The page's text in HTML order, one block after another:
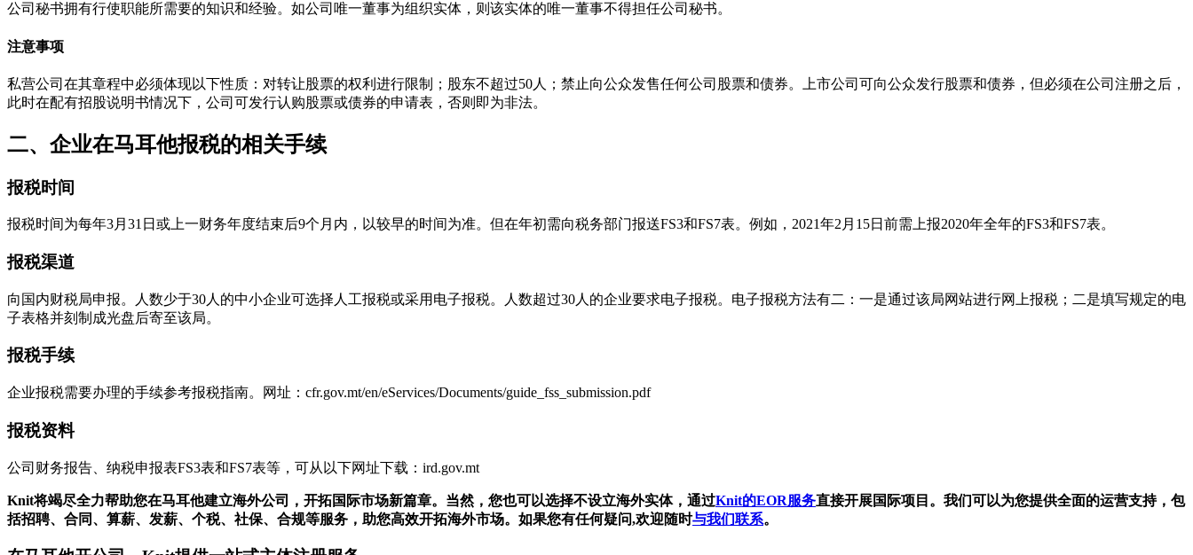
公司秘书拥有行使职能所需要的知识和经验。如公司唯一董事为组织实体，则该实体的唯一董事不得担任公司秘书。
注意事项
私营公司在其章程中必须体现以下性质：对转让股票的权利进行限制；股东不超过50人；禁止向公众发售任何公司股票和债券。上市公司可向公众发行股票和债券，但必须在公司注册之后，
此时在配有招股说明书情况下，公司可发行认购股票或债券的申请表，否则即为非法。
二、企业在马耳他报税的相关手续
报税时间
报税时间为每年3月31日或上一财务年度结束后9个月内，以较早的时间为准。但在年初需向税务部门报送FS3和FS7表。例如，2021年2月15日前需上报2020年全年的FS3和FS7表。
报税渠道
向国内财税局申报。人数少于30人的中小企业可选择人工报税或采用电子报税。人数超过30人的企业要求电子报税。电子报税方法有二：一是通过该局网站进行网上报税；二是填写规定的电
子表格并刻制成光盘后寄至该局。
报税手续
企业报税需要办理的手续参考报税指南。网址：cfr.gov.mt/en/eServices/Documents/guide_fss_submission.pdf
报税资料
公司财务报告、纳税申报表FS3表和FS7表等，可从以下网址下载：ird.gov.mt
Knit将竭尽全力帮助您在马耳他建立海外公司，开拓国际市场新篇章。当然，您也可以选择不设立海外实体，通过Knit的EOR服务直接开展国际项目。我们可以为您提供全面的运营支持，包
括招聘、合同、算薪、发薪、个税、社保、合规等服务，助您高效开拓海外市场。如果您有任何疑问,欢迎随时与我们联系。